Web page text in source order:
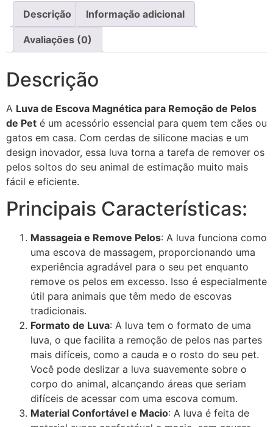
Descrição Informação adicional
Avaliações (0)
Descrição
A Luva de Escova Magnética para Remoção de Pelos
de Pet é um acessório essencial para quem tem cães ou
gatos em casa. Com cerdas de silicone macias e um
design inovador, essa luva torna a tarefa de remover os
pelos soltos do seu animal de estimação muito mais
fácil e eficiente.
Principais Características:
Massageia e Remove Pelos: A luva funciona como
uma escova de massagem, proporcionando uma
experiência agradável para o seu pet enquanto
remove os pelos em excesso. Isso é especialmente
útil para animais que têm medo de escovas
tradicionais.
Formato de Luva: A luva tem o formato de uma
luva, o que facilita a remoção de pelos nas partes
mais difíceis, como a cauda e o rosto do seu pet.
Você pode deslizar a luva suavemente sobre o
corpo do animal, alcançando áreas que seriam
difíceis de acessar com uma escova comum.
Material Confortável e Macio: A luva é feita de